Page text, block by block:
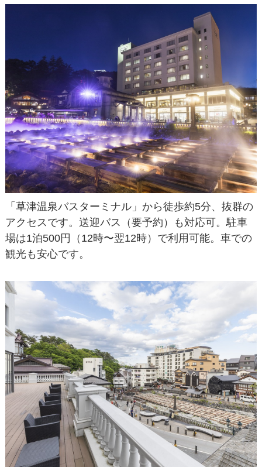
「草津温泉バスターミナル」から徒歩約5分、抜群の
アクセスです。送迎バス（要予約）も対応可。駐車
場は1泊500円（12時〜翌12時）で利用可能。車での
観光も安心です。